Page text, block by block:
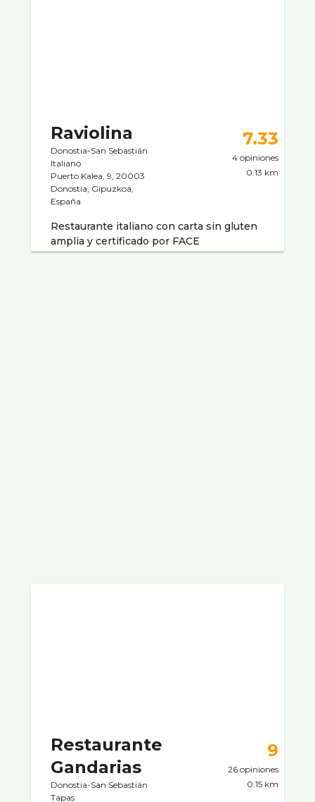
Raviolina
Donostia-San Sebastián
Italiano
Puerto Kalea, 9, 20003
Donostia, Gipuzkoa,
España
7.33
4 opiniones
0.13 km
Restaurante italiano con carta sin gluten
amplia y certificado por FACE
Restaurante
Gandarias
Donostia-San Sebastián
Tapas
9
26 opiniones
0.15 km